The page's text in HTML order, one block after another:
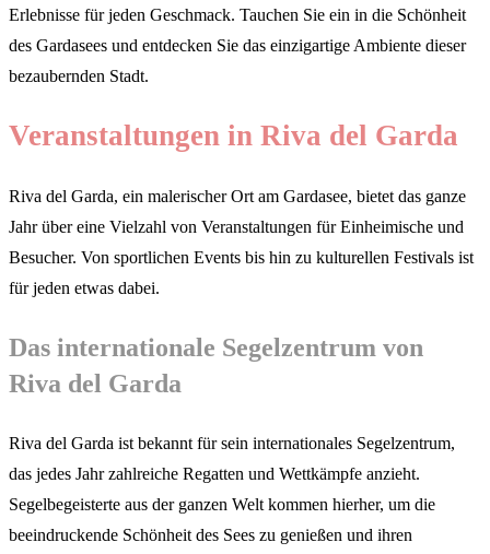
Erlebnisse für jeden Geschmack. Tauchen Sie ein in die Schönheit
des Gardasees und entdecken Sie das einzigartige Ambiente dieser
bezaubernden Stadt.
Veranstaltungen in Riva del Garda
Riva del Garda, ein malerischer Ort am Gardasee, bietet das ganze
Jahr über eine Vielzahl von Veranstaltungen für Einheimische und
Besucher. Von sportlichen Events bis hin zu kulturellen Festivals ist
für jeden etwas dabei.
Das internationale Segelzentrum von
Riva del Garda
Riva del Garda ist bekannt für sein internationales Segelzentrum,
das jedes Jahr zahlreiche Regatten und Wettkämpfe anzieht.
Segelbegeisterte aus der ganzen Welt kommen hierher, um die
beeindruckende Schönheit des Sees zu genießen und ihren